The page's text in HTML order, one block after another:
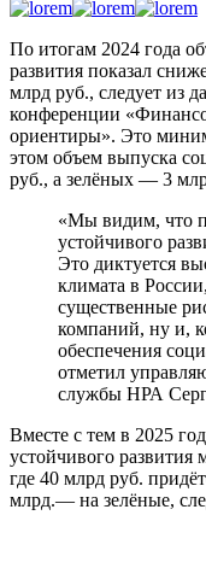
По итогам 2024 года
развития показал
млрд руб., следует из
конференции
ориентиры». Это
этом объем выпуска
руб., а зелёных — 3
«Мы видим, что
устойчивого
Это диктуется
климата в
существенные
компаний, ну и,
обеспечения
отметил
службы НРА
Вместе с тем в 2025
устойчивого развития
где 40 млрд руб.
млрд.— на зелёные,